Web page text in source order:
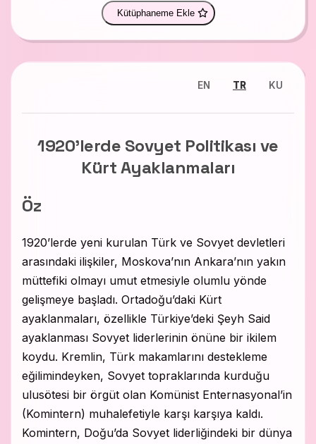
Kütüphaneme Ekle
EN TR KU
1920’lerde Sovyet Politikası ve
Kürt Ayaklanmaları
Öz
1920’lerde yeni kurulan Türk ve Sovyet devletleri
arasındaki ilişkiler, Moskova’nın Ankara’nın yakın
müttefiki olmayı umut etmesiyle olumlu yönde
gelişmeye başladı. Ortadoğu’daki Kürt
ayaklanmaları, özellikle Türkiye’deki Şeyh Said
ayaklanması Sovyet liderlerinin önüne bir ikilem
koydu. Kremlin, Türk makamlarını destekleme
eğilimindeyken, Sovyet topraklarında kurduğu
ulusötesi bir örgüt olan Komünist Enternasyonal’in
(Komintern) muhalefetiyle karşı karşıya kaldı.
Komintern, Doğu’da Sovyet liderliğindeki bir dünya